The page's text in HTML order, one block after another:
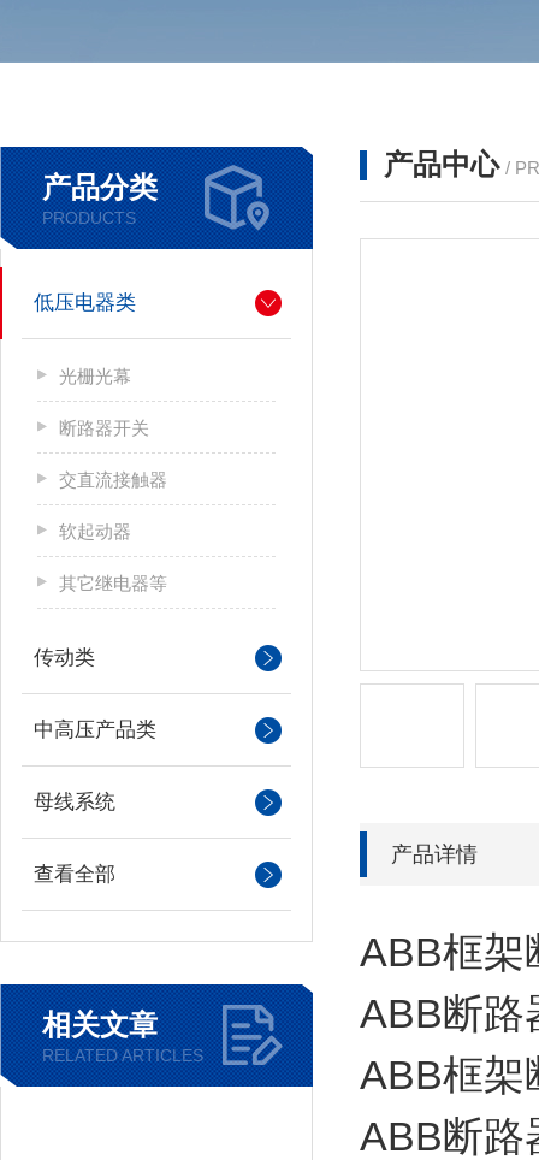
产品分类
PRODUCTS
低压电器类
光栅光幕
断路器开关
交直流接触器
软起动器
其它继电器等
传动类
中高压产品类
母线系统
查看全部
相关文章
RELATED ARTICLES
产品中心 /
产品详情
ABB框
ABB断
ABB框
ABB断